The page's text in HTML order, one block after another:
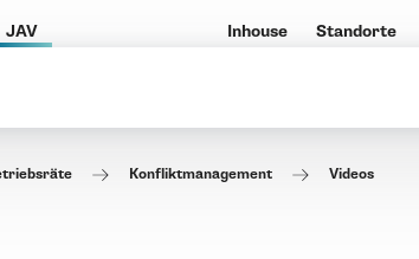
JAV Inhouse Standorte
Konfliktmanagement Videos